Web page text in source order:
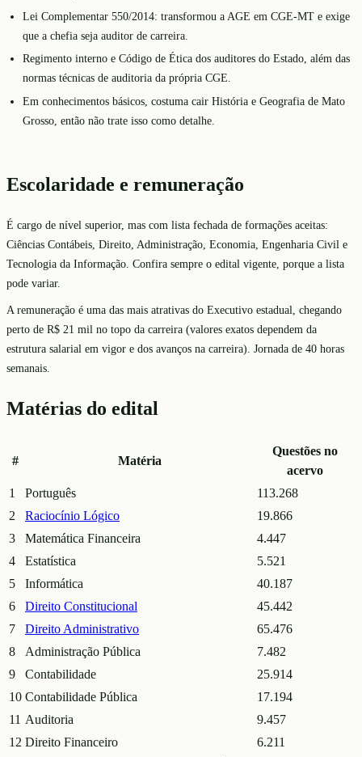
Lei Complementar 550/2014: transformou a AGE em CGE-MT e exige
que a chefia seja auditor de carreira.
Regimento interno e Código de Ética dos auditores do Estado, além das
normas técnicas de auditoria da própria CGE.
Em conhecimentos básicos, costuma cair História e Geografia de Mato
Grosso, então não trate isso como detalhe.
Escolaridade e remuneração
É cargo de nível superior, mas com lista fechada de formações aceitas:
Ciências Contábeis, Direito, Administração, Economia, Engenharia Civil e
Tecnologia da Informação. Confira sempre o edital vigente, porque a lista
pode variar.
A remuneração é uma das mais atrativas do Executivo estadual, chegando
perto de R$ 21 mil no topo da carreira (valores exatos dependem da
estrutura salarial em vigor e dos avanços na carreira). Jornada de 40 horas
semanais.
Matérias do edital
# Matéria
Questões no
acervo
1
Português
113.268
2
Raciocínio Lógico
19.866
3
Matemática Financeira
4.447
4
Estatística
5.521
5
Informática
40.187
6
Direito Constitucional
45.442
7
Direito Administrativo
65.476
8
Administração Pública
7.482
9
Contabilidade
25.914
10 Contabilidade Pública
17.194
11 Auditoria
9.457
12 Direito Financeiro 6.211